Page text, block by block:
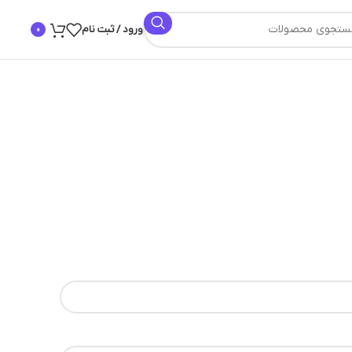
ورود / ثبت نام 0